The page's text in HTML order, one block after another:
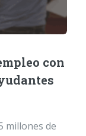
con
millones de